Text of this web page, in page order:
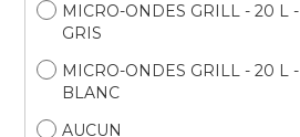
MICRO-ONDES GRILL - 20 L -
GRIS
MICRO-ONDES GRILL - 20 L -
BLANC
AUCUN